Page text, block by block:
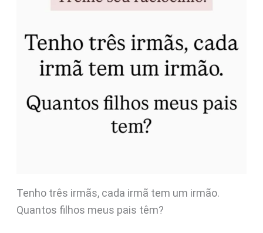
Tenho três irmãs, cada irmã tem um irmão.
Quantos filhos meus pais têm?